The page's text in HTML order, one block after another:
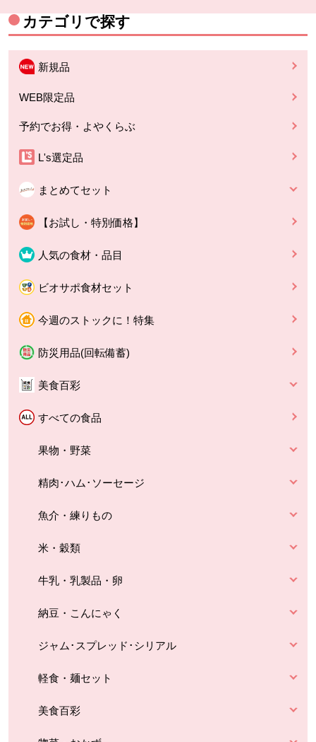
カテゴリで探す
新規品
WEB限定品
予約でお得・よやくらぶ
L's選定品
まとめてセット
【お試し・特別価格】
人気の食材・品目
ビオサポ食材セット
今週のストックに！特集
防災用品(回転備蓄)
美食百彩
すべての食品
果物・野菜
精肉･ハム･ソーセージ
魚介・練りもの
米・穀類
牛乳・乳製品・卵
納豆・こんにゃく
ジャム･スプレッド･シリアル
軽食・麺セット
美食百彩